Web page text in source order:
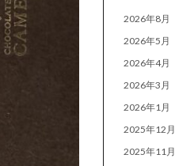
2026年8月
2026年5月
2026年4月
2026年3月
2026年1月
2025年12月
2025年11月